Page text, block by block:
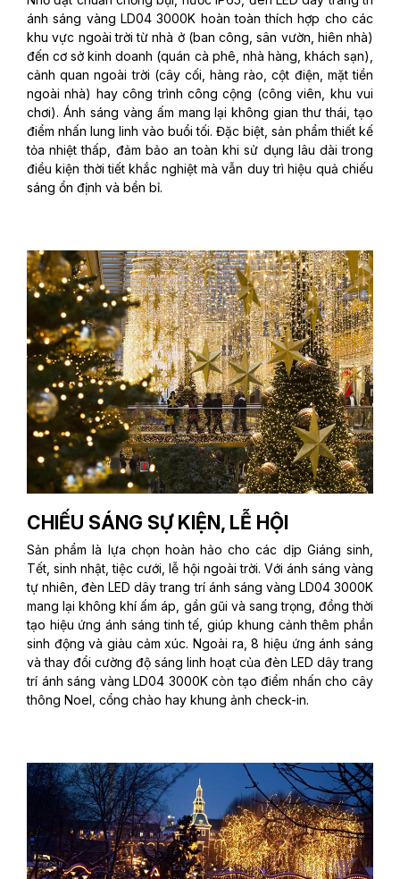
ánh sáng vàng LD04 3000K hoàn toàn thích hợp cho các
khu vực ngoài trời từ nhà ở (ban công, sân vườn, hiên nhà)
đến cơ sở kinh doanh (quán cà phê, nhà hàng, khách sạn),
cảnh quan ngoài trời (cây cối, hàng rào, cột điện, mặt tiền
ngoài nhà) hay công trình công cộng (công viên, khu vui
chơi). Ánh sáng vàng ấm mang lại không gian thư thái, tạo
điểm nhấn lung linh vào buổi tối. Đặc biệt, sản phẩm thiết kế
tỏa nhiệt thấp, đảm bảo an toàn khi sử dụng lâu dài trong
điều kiện thời tiết khắc nghiệt mà vẫn duy trì hiệu quả chiếu
sáng ổn định và bền bỉ.
CHIẾU SÁNG SỰ KIỆN, LỄ HỘI
Sản phẩm là lựa chọn hoàn hảo cho các dịp Giáng sinh,
Tết, sinh nhật, tiệc cưới, lễ hội ngoài trời. Với ánh sáng vàng
tự nhiên, đèn LED dây trang trí ánh sáng vàng LD04 3000K
mang lại không khí ấm áp, gần gũi và sang trọng, đồng thời
tạo hiệu ứng ánh sáng tinh tế, giúp khung cảnh thêm phần
sinh động và giàu cảm xúc. Ngoài ra, 8 hiệu ứng ánh sáng
và thay đổi cường độ sáng linh hoạt của đèn LED dây trang
trí ánh sáng vàng LD04 3000K còn tạo điểm nhấn cho cây
thông Noel, cổng chào hay khung ảnh check-in.